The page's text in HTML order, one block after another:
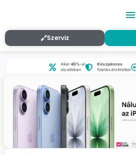
Szerviz
Akár40%-al
olcsóbban
Készpénzes
fizetés átvételkor